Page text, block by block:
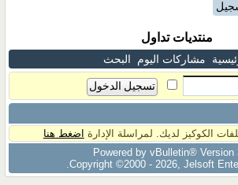
منتديات تداول
مشاركات اليوم البحث
الكوكيز لديك. لمراسلة الإدارة اضغط هنا
Powered by vBulletin® Version
Copyright ©2000 - 2026, Jelsoft